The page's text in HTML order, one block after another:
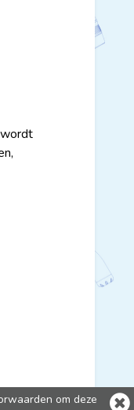
om deze